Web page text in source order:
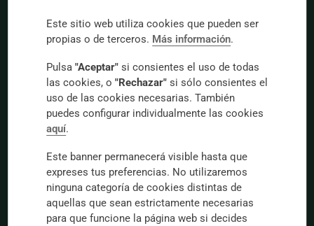
effectiveness of our treatments, and our
professional, compassionate approach, Instituto de
leading center in ophthalmic surgery. Our 70
years of experience are backed by our commitment
to knowledge, scientific research, and pioneering use
The institute
Medical team
Este sitio web utiliza cookies que pueden ser
propias o de terceros. Más información.
Pulsa "Aceptar"si consientes el uso de todas
las cookies, o "Rechazar"si sólo consientes el
uso de las cookies necesarias. También
puedes configurar individualmente las cookies
aquí.
Este banner permanecerá visible hasta que
expreses tus preferencias. No utilizaremos
ninguna categoría de cookies distintas de
aquellas que sean estrictamente necesarias
para que funcione la página web si decides